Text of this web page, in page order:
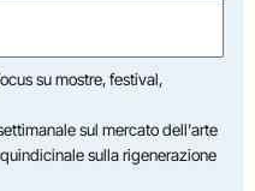
su mostre, festival,
sul mercato dell'arte
sulla rigenerazione